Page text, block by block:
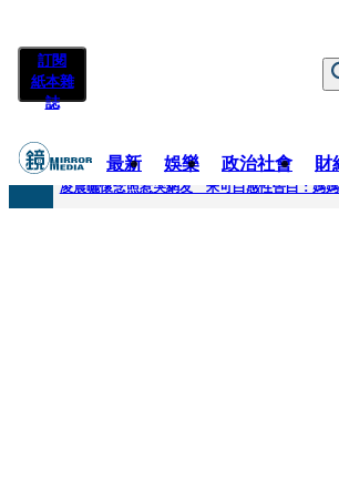
訂閱
紙本雜
誌
最新 娛樂 政治社會 財
快訊
凌晨曬懷念照惹哭網友 米可白感性告白：媽